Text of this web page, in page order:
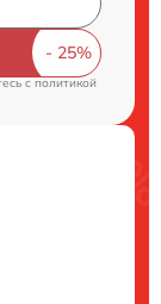
cполитикой